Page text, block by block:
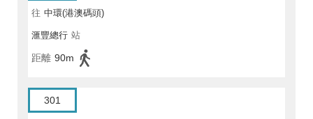
往 中環(港澳碼頭)
滙豐總行 站
距離 90m
301